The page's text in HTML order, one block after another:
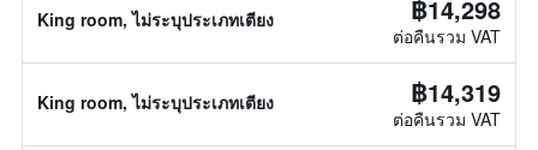
King room, ไม่ระบุประเภทเตียง ฿14,298
ต่อคืนรวม VAT
King room, ไม่ระบุประเภทเตียง ฿14,319
ต่อคืนรวม VAT